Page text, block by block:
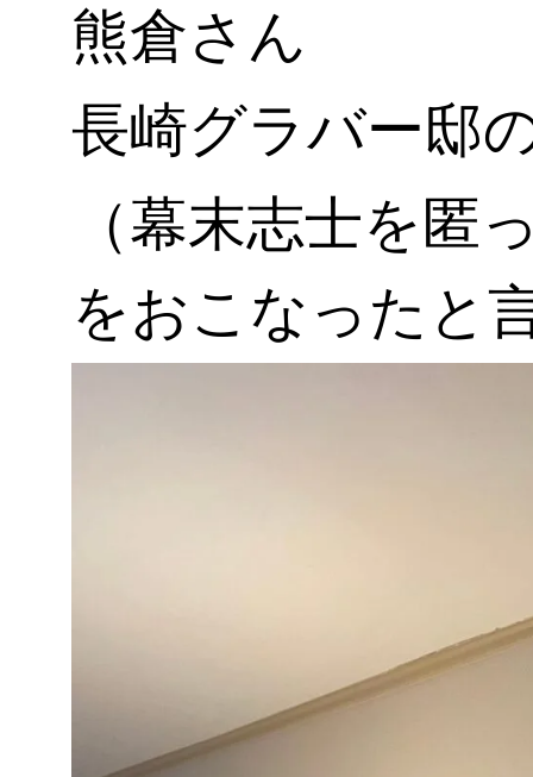
熊倉さん
長崎グラバー邸
（幕末志士を匿
をおこなったと